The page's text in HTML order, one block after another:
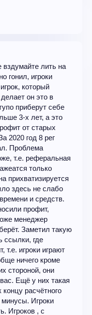
лить на
гонил, игроки
который
он это в
приберут себе
3-х лет, а это
от старых
2020 год 8 рег
Проблема
т.е. реферальная
только
прихватизируется
здесь не слабо
и средств.
профит,
менеджер
Заметил такую
ссылки, где
т.е. игроки играют
ничего кроме
стороной, они
Ещё у них такая
расчётного
минусы. Игроки
Игроков , с